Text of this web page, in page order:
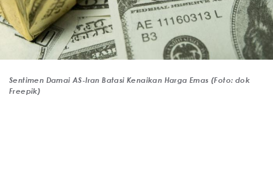
Sentimen Damai AS-Iran Batasi Kenaikan Harga Emas (Foto: dok
Freepik)